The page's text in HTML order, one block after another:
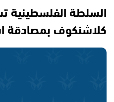
السلطة الفلسطينية
كلاشنكوف بمصادقة